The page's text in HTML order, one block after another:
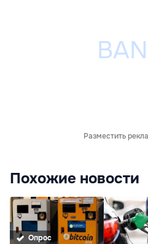
Разместить
Похожие новости
Опрос